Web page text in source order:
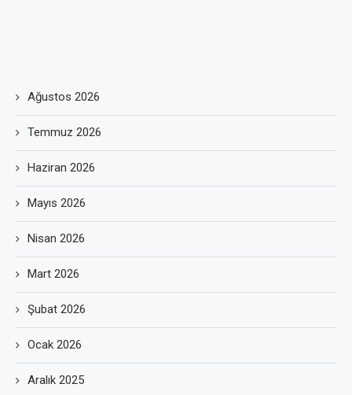
Ağustos 2026
Temmuz 2026
Haziran 2026
Mayıs 2026
Nisan 2026
Mart 2026
Şubat 2026
Ocak 2026
Aralık 2025